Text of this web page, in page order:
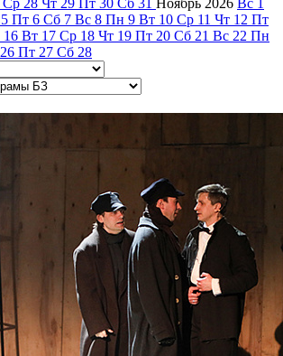
5 Пт 6 Сб 7 Вс 8 Пн 9 Вт 10 Ср 11 Чт 12 Пт
16 Вт 17 Ср 18 Чт 19 Пт 20 Сб 21 Вс 22 Пн
26 Пт 27 Сб 28